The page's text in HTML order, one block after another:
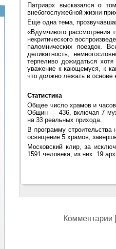
Патриарх высказался о
внебогослужебной жизни
Еще одна тема,
«Вдумчивого рассмотрения
некритического
паломнических поездок.
деликатность,
терпеливо дожидаться
уважение к кающемуся, к
что должно лежать в основе
Статистика
Общее число храмов и
Общин — 436, включая 7
на 33 реальных прихода.
В программу
освящение 5 храмов;
Московский клир, за
1591 человека, из них: 19
Комментарии